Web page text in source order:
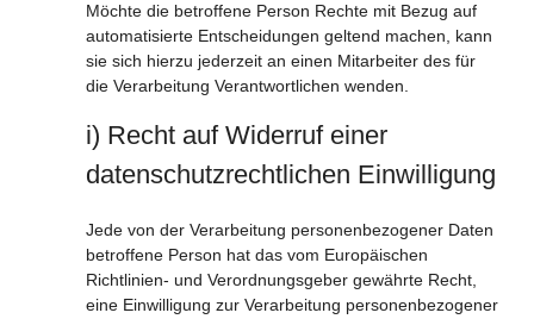
Möchte die betroffene Person Rechte mit Bezug auf
automatisierte Entscheidungen geltend machen, kann
sie sich hierzu jederzeit an einen Mitarbeiter des für
die Verarbeitung Verantwortlichen wenden.
i) Recht auf Widerruf einer
datenschutzrechtlichen Einwilligung
Jede von der Verarbeitung personenbezogener Daten
betroffene Person hat das vom Europäischen
Richtlinien- und Verordnungsgeber gewährte Recht,
eine Einwilligung zur Verarbeitung personenbezogener